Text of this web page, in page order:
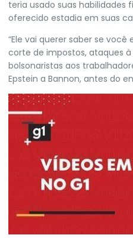
teria usado suas habilidades
oferecido estadia em suas
“Ele vai querer saber se
corte de impostos, ataques
bolsonaristas aos
Epstein a Bannon, antes do